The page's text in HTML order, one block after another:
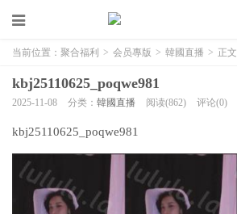
当前位置： 聚合福利 > 会员專版 > 韓國直播 > 正文
kbj25110625_poqwe981
2025-11-08 分类： 韓國直播 阅读(862) 评论(0)
kbj25110625_poqwe981